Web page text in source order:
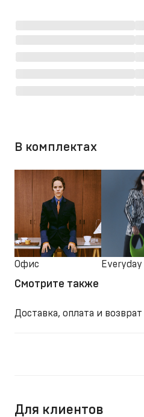
В комплектах
Офис Everyday
Смотрите также
Доставка, оплата и возврат
Для клиентов